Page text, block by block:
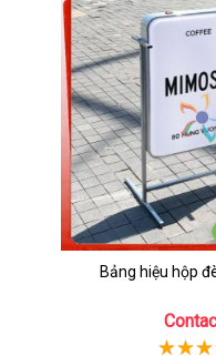
Bảng hiệu hộp